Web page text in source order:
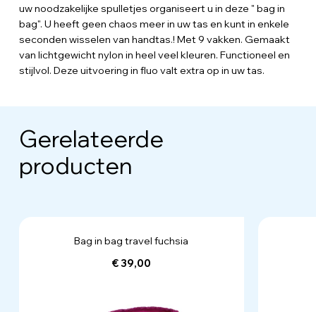
uw noodzakelijke spulletjes organiseert u in deze " bag in
bag". U heeft geen chaos meer in uw tas en kunt in enkele
seconden wisselen van handtas.! Met 9 vakken. Gemaakt
van lichtgewicht nylon in heel veel kleuren. Functioneel en
stijlvol. Deze uitvoering in fluo valt extra op in uw tas.
Gerelateerde
producten
Bag in bag travel fuchsia
€ 39,00